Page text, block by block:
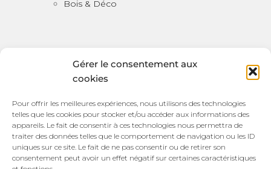
Gérer le consentement aux
cookies
Pour offrir les meilleures expériences, nous utilisons des technologies
telles que les cookies pour stocker et/ou accéder aux informations des
appareils. Le fait de consentir à ces technologies nous permettra de
traiter des données telles que le comportement de navigation ou les ID
uniques sur ce site. Le fait de ne pas consentir ou de retirer son
consentement peut avoir un effet négatif sur certaines caractéristiques
Bois & Déco
Bois & Déco
100 bis Rue Victor Watremez,
59157 Beauvois en Cambrésis
HORAIRES D’OUVERTURE: